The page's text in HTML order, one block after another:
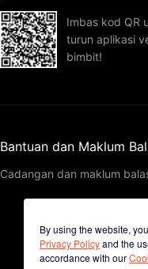
By using the website,
Privacy Policyand the
accordance with our
Imbas kod QR
turun aplikasi
bimbit!
Bantuan dan Maklum
Cadangan dan maklum